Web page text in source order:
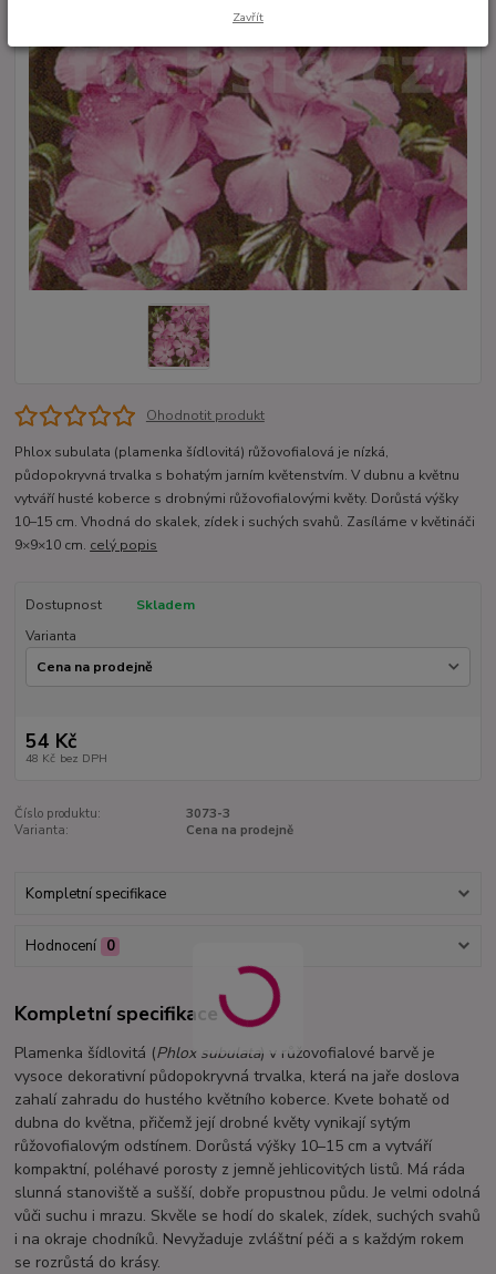
Ohodnotit produkt
Phlox subulata (plamenka šídlovitá) růžovofialová je nízká,
půdopokryvná trvalka s bohatým jarním květenstvím. V dubnu a květnu
vytváří husté koberce s drobnými růžovofialovými květy. Dorůstá výšky
10–15 cm. Vhodná do skalek, zídek i suchých svahů. Zasíláme v květináči
9×9×10 cm. celý popis
Dostupnost
Skladem
Varianta
54 Kč
48 Kč bez DPH
Číslo produktu:
3073-3
Varianta:
Cena na prodejně
Kompletní specifikace
Hodnocení 0
Kompletní specifikace
Plamenka šídlovitá (Phlox subulata) v růžovofialové barvě je
vysoce dekorativní půdopokryvná trvalka, která na jaře doslova
zahalí zahradu do hustého květního koberce. Kvete bohatě od
dubna do května, přičemž její drobné květy vynikají sytým
růžovofialovým odstínem. Dorůstá výšky 10–15 cm a vytváří
kompaktní, poléhavé porosty z jemně jehlicovitých listů. Má ráda
slunná stanoviště a sušší, dobře propustnou půdu. Je velmi odolná
vůči suchu i mrazu. Skvěle se hodí do skalek, zídek, suchých svahů
i na okraje chodníků. Nevyžaduje zvláštní péči a s každým rokem
se rozrůstá do krásy.
Zavřít